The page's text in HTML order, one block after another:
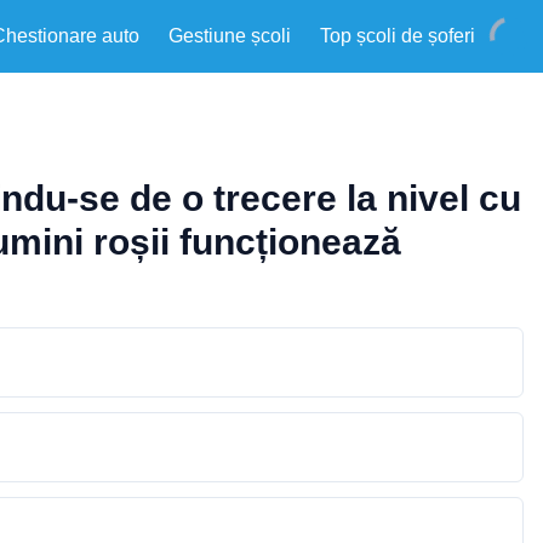
auto Gestiune școli Top școli de șoferi
se de o trecere la nivel cu
roșii funcționează